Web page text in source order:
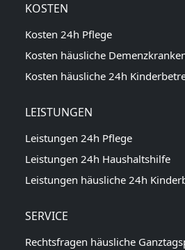
KOSTEN
Kosten 24h Pflege
Kosten häusliche
Kosten häusliche 24h
LEISTUNGEN
Leistungen 24h Pflege
Leistungen 24h Haushaltshilfe
Leistungen häusliche 24h
SERVICE
Rechtsfragen häusliche